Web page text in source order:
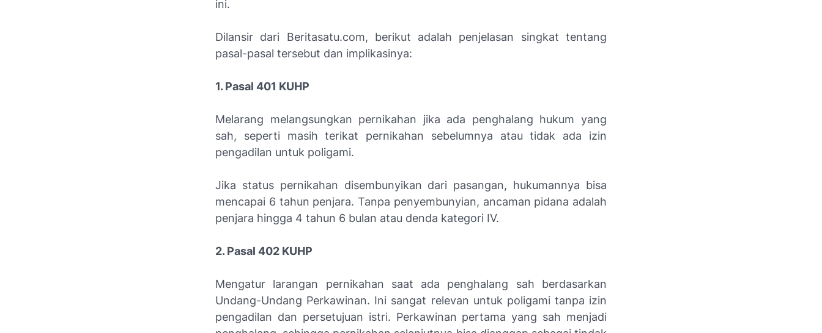
ini.
Dilansir dari Beritasatu.com, berikut adalah penjelasan singkat tentang
pasal-pasal tersebut dan implikasinya:
1. Pasal 401 KUHP
Melarang melangsungkan pernikahan jika ada penghalang hukum yang
sah, seperti masih terikat pernikahan sebelumnya atau tidak ada izin
pengadilan untuk poligami.
Jika status pernikahan disembunyikan dari pasangan, hukumannya bisa
mencapai 6 tahun penjara. Tanpa penyembunyian, ancaman pidana adalah
penjara hingga 4 tahun 6 bulan atau denda kategori IV.
2. Pasal 402 KUHP
Mengatur larangan pernikahan saat ada penghalang sah berdasarkan
Undang-Undang Perkawinan. Ini sangat relevan untuk poligami tanpa izin
pengadilan dan persetujuan istri. Perkawinan pertama yang sah menjadi